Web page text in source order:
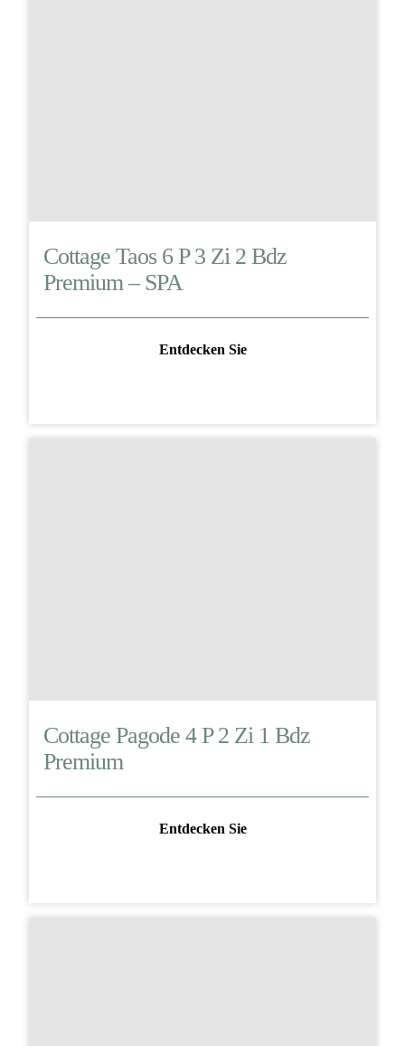
Cottage Taos 6 P 3 Zi 2 Bdz
Premium – SPA
Entdecken Sie
Cottage Pagode 4 P 2 Zi 1 Bdz
Premium
Entdecken Sie